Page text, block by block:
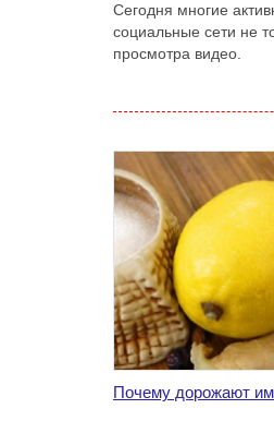
Сегодня многие
социальные сети не
просмотра видео.
Почему дорожают